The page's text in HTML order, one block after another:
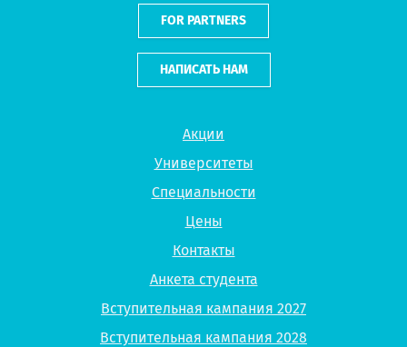
Акции
Университеты
Специальности
Цены
Контакты
Анкета студента
Вступительная кампания 2027
Вступительная кампания 2028
FOR PARTNERS
НАПИСАТЬ НАМ